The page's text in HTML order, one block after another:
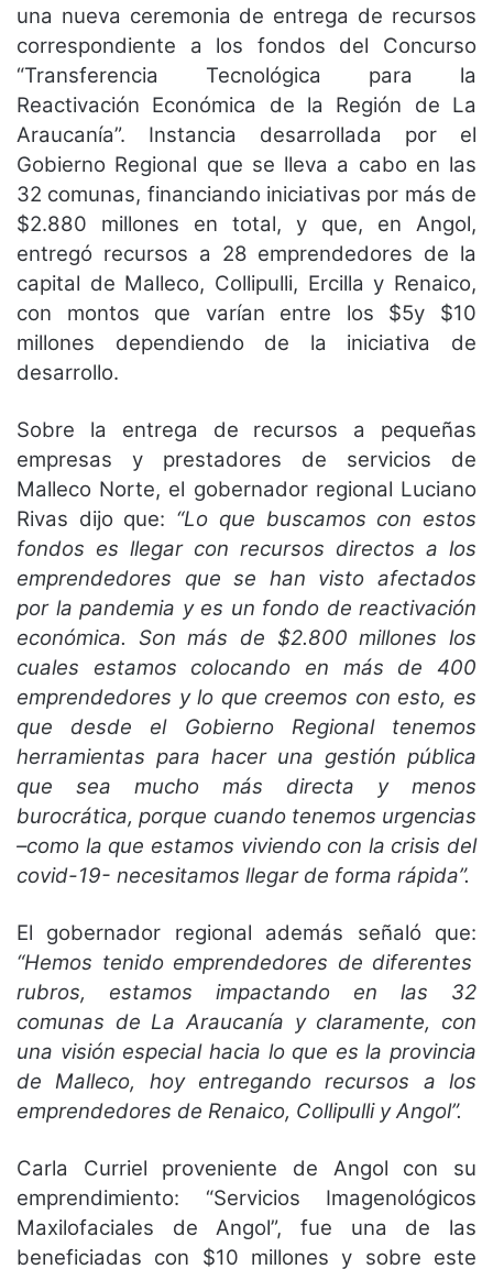
una nueva ceremonia de entrega de recursos
correspondiente a los fondos del Concurso
“Transferencia Tecnológica para la
Reactivación Económica de la Región de La
Araucanía”. Instancia desarrollada por el
Gobierno Regional que se lleva a cabo en las
32 comunas, financiando iniciativas por más de
$2.880 millones en total, y que, en Angol,
entregó recursos a 28 emprendedores de la
capital de Malleco, Collipulli, Ercilla y Renaico,
con montos que varían entre los $5y $10
millones dependiendo de la iniciativa de
desarrollo.
Sobre la entrega de recursos a pequeñas
empresas y prestadores de servicios de
Malleco Norte, el gobernador regional Luciano
Rivas dijo que: “Lo que buscamos con estos
fondos es llegar con recursos directos a los
emprendedores que se han visto afectados
por la pandemia y es un fondo de reactivación
económica. Son más de $2.800 millones los
cuales estamos colocando en más de 400
emprendedores y lo que creemos con esto, es
que desde el Gobierno Regional tenemos
herramientas para hacer una gestión pública
que sea mucho más directa y menos
burocrática, porque cuando tenemos urgencias
–como la que estamos viviendo con la crisis del
covid-19- necesitamos llegar de forma rápida”.
El gobernador regional además señaló que:
“Hemos tenido emprendedores de diferentes
rubros, estamos impactando en las 32
comunas de La Araucanía y claramente, con
una visión especial hacia lo que es la provincia
de Malleco, hoy entregando recursos a los
emprendedores de Renaico, Collipulli y Angol”.
Carla Curriel proveniente de Angol con su
emprendimiento: “Servicios Imagenológicos
Maxilofaciales de Angol”, fue una de las
beneficiadas con $10 millones y sobre este